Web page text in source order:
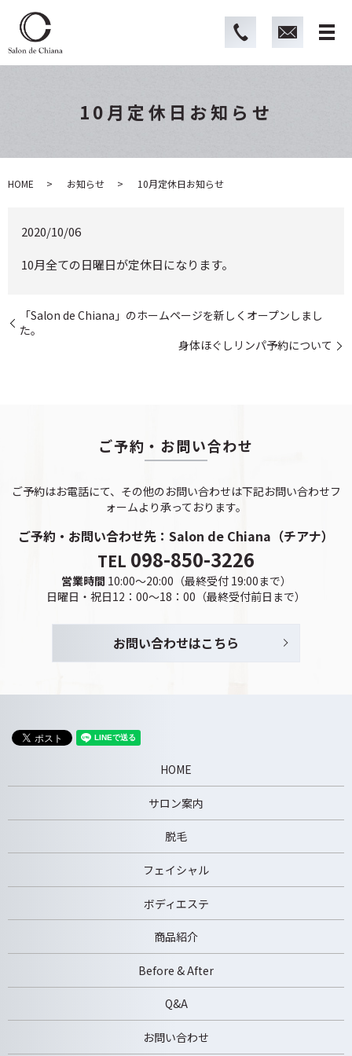
10月定休日お知らせ
HOME お知らせ 10月定休日お知らせ
2020/10/06
10月全ての日曜日が定休日になります。
「Salon de Chiana」のホームページを新しくオープンしまし
た。
身体ほぐしリンパ予約について
ご予約・お問い合わせ
ご予約はお電話にて、その他のお問い合わせは下記お問い合わせフ
ォームより承っております。
ご予約・お問い合わせ先： Salon de Chiana（チアナ）
TEL 098-850-3226
営業時間 10:00～20:00（最終受付 19:00まで）
日曜日・祝日12：00～18：00（最終受付前日まで）
お問い合わせはこちら
HOME
サロン案内
脱毛
フェイシャル
ボディエステ
商品紹介
Before & After
Q&A
お問い合わせ